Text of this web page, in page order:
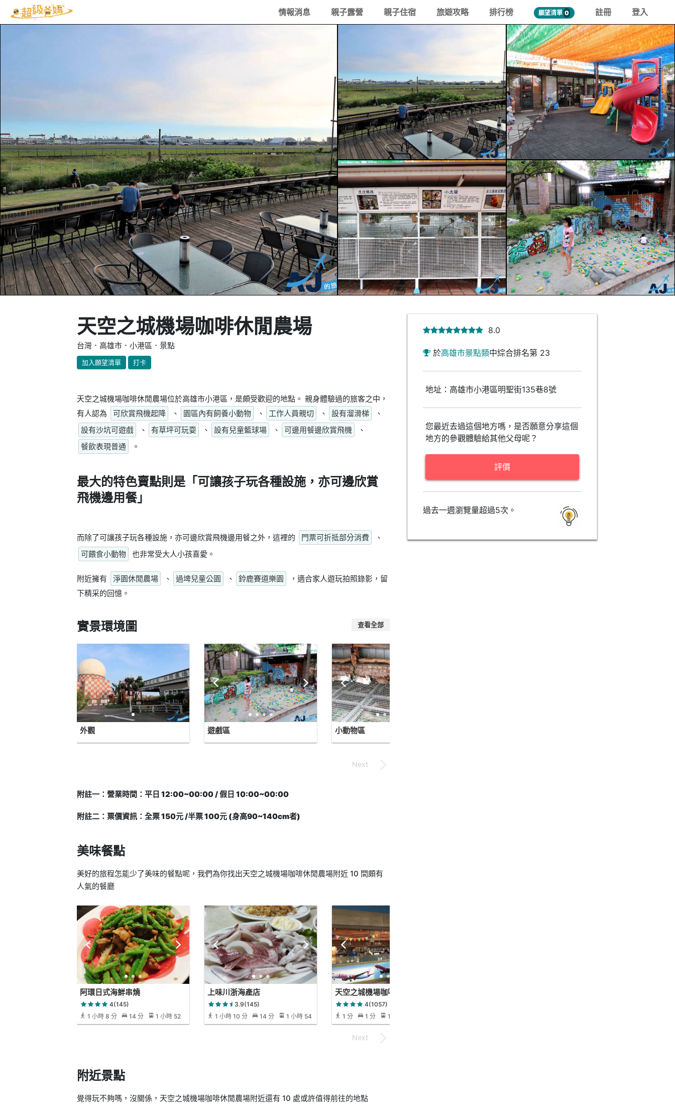
情報消息 親子露營 親子住宿 旅遊攻略 排行榜 願望清單 0 註冊 登入
天空之城機場咖啡休閒農場
台灣．高雄市．小港區．景點
加入願望清單 打卡
天空之城機場咖啡休閒農場位於高雄市小港區，是頗受歡迎的地點。 親身體驗過的旅客之中，
有人認為
可欣賞飛機起降 、 園區內有飼養小動物 、 工作人員親切 、 設有溜滑梯
、
設有沙坑可遊戲
、 有草坪可玩耍 、 設有兒童籃球場 、 可邊用餐邊欣賞飛機
、
餐飲表現普通
。
最大的特色賣點則是「可讓孩子玩各種設施，亦可邊欣賞
飛機邊用餐」
而除了可讓孩子玩各種設施，亦可邊欣賞飛機邊用餐之外，這裡的 門票可折抵部分消費
、
可餵食小動物
也非常受大人小孩喜愛。
附近擁有 淨園休閒農場 、 過埤兒童公園 、 鈴鹿賽道樂園
，適合家人遊玩拍照錄影，留
下精采的回憶。
實景環境圖 查看全部
外觀 遊戲區 小動物區
附註一：營業時間：平日 12:00~00:00 / 假日 10:00~00:00
附註二：票價資訊：全票 150元 /半票 100元 (身高90~140cm者)
美味餐點
美好的旅程怎能少了美味的餐點呢，我們為你找出天空之城機場咖啡休閒農場附近 10 間頗有
人氣的餐廳
阿環日式海鮮串燒
4(145)
1 小時 8 分
14 分
1 小時 52
分
上味川浙海產店
3.9(145)
1 小時 10 分
14 分
1 小時 54
分
天空之城機場咖啡休閒農場
4(1057)
1 分
1 分 1 分
附近景點
覺得玩不夠嗎，沒關係，天空之城機場咖啡休閒農場附近還有 10 處或許值得前往的地點
8.0
於高雄市景點類中綜合排名第 23
地址：高雄市小港區明聖街135巷8號
您最近去過這個地方嗎，是否願意分享這個
地方的參觀體驗給其他父母呢？
評價
過去一週瀏覽量超過5次。